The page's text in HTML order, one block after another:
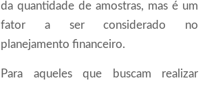
da quantidade de amostras, mas é um
fator a ser considerado no
planejamento financeiro.
Para aqueles que buscam realizar